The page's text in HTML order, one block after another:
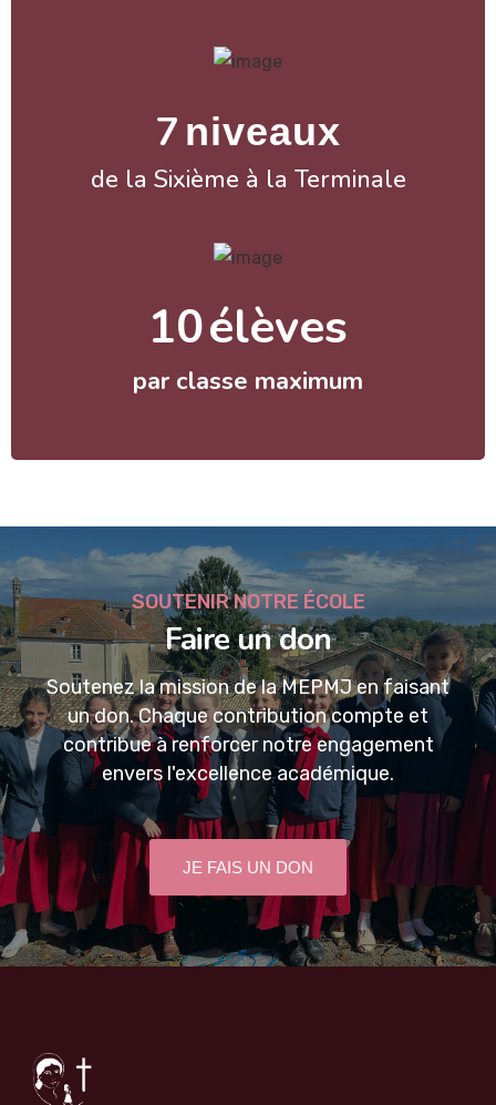
7 niveaux
de la Sixième à la Terminale
10élèves
par classe maximum
SOUTENIR NOTRE ÉCOLE
Faire un don
Soutenez la mission de la MEPMJ en faisant
un don. Chaque contribution compte et
contribue à renforcer notre engagement
envers l'excellence académique.
JE FAIS UN DON